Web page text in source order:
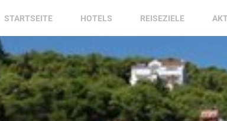
STARTSEITE HOTELS REISEZIELE